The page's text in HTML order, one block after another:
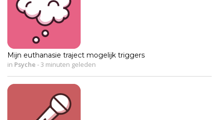
Mijn euthanasie traject mogelijk triggers
in Psyche -3 minuten geleden